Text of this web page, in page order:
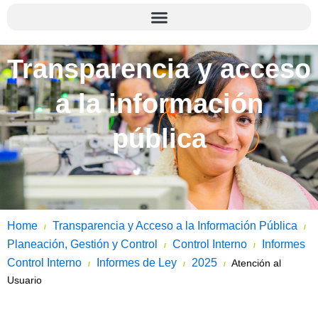
Transparencia y acceso
a la información
pública
Home / Transparencia y Acceso a la Información Pública /
Planeación, Gestión y Control / Control Interno /
Informes
Control Interno
/ Informes de Ley / 2025 /
Atención al
Usuario